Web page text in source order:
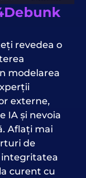
revedea o
modelarea
externe,
IA și nevoia
Aflați mai
de
integritatea
curent cu